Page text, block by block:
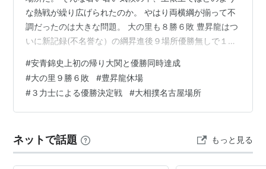
な熱戦が繰り広げられたのか。 やはり両横綱が揃って不
調だったのは大きな問題。 大の里も８勝６敗 豊昇龍はつ
いに新記録(不名誉な）の綱昇進後９場所優勝無しで１４
で大の里が優勝したが、以後横綱の優勝は無い。 本当な
ら盤石の強さを見せられる年齢だが、それが出来ない。
代わりに頑張ったのが綱取りを目指す霧島と、返り大関
を狙う安青錦。 特に安青錦。 途中から左足を引きずる仕
ろが誰よりも勝利への執念…
#安青錦史上初の帰り大関と優勝同時達成
#大の里９勝６敗 #豊昇龍休場
#３力士による優勝決定戦 #大相撲名古屋場所
ネットで話題 もっと見る